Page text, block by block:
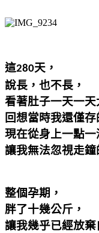
這280天 ，
說長，也不長，
看著肚子一天一天
回想當時我還僅存
現在從身上一點一
讓我無法忽視走鐘
整個孕期，
胖了十幾公斤，
讓我幾乎已經放棄